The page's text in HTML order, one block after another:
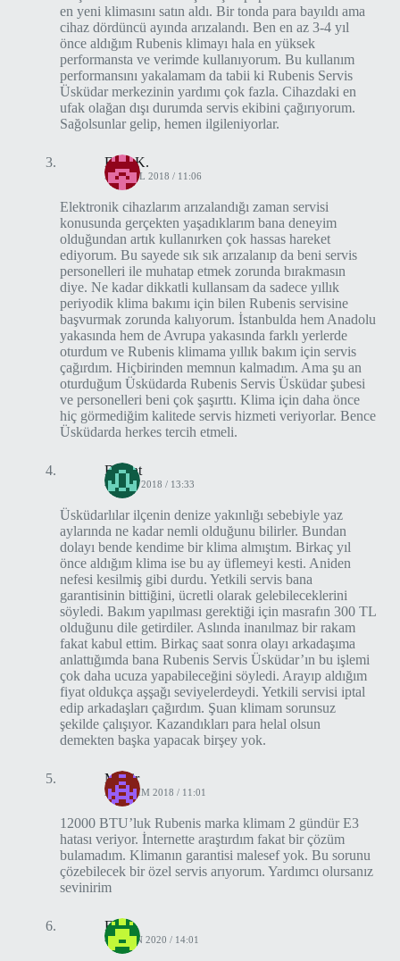
en yeni klimasını satın aldı. Bir tonda para bayıldı ama
cihaz dördüncü ayında arızalandı. Ben en az 3-4 yıl
önce aldığım Rubenis klimayı hala en yüksek
performansta ve verimde kullanıyorum. Bu kullanım
performansını yakalamam da tabii ki Rubenis Servis
Üsküdar merkezinin yardımı çok fazla. Cihazdaki en
ufak olağan dışı durumda servis ekibini çağırıyorum.
Sağolsunlar gelip, hemen ilgileniyorlar.
Eray K.
5 EYLÜL 2018 / 11:06
Elektronik cihazlarım arızalandığı zaman servisi
konusunda gerçekten yaşadıklarım bana deneyim
olduğundan artık kullanırken çok hassas hareket
ediyorum. Bu sayede sık sık arızalanıp da beni servis
personelleri ile muhatap etmek zorunda bırakmasın
diye. Ne kadar dikkatli kullansam da sadece yıllık
periyodik klima bakımı için bilen Rubenis servisine
başvurmak zorunda kalıyorum. İstanbulda hem Anadolu
yakasında hem de Avrupa yakasında farklı yerlerde
oturdum ve Rubenis klimama yıllık bakım için servis
çağırdım. Hiçbirinden memnun kalmadım. Ama şu an
oturduğum Üsküdarda Rubenis Servis Üsküdar şubesi
ve personelleri beni çok şaşırttı. Klima için daha önce
hiç görmediğim kalitede servis hizmeti veriyorlar. Bence
Üsküdarda herkes tercih etmeli.
Bülent
4 EKIM 2018 / 13:33
Üsküdarlılar ilçenin denize yakınlığı sebebiyle yaz
aylarında ne kadar nemli olduğunu bilirler. Bundan
dolayı bende kendime bir klima almıştım. Birkaç yıl
önce aldığım klima ise bu ay üflemeyi kesti. Aniden
nefesi kesilmiş gibi durdu. Yetkili servis bana
garantisinin bittiğini, ücretli olarak gelebileceklerini
söyledi. Bakım yapılması gerektiği için masrafın 300 TL
olduğunu dile getirdiler. Aslında inanılmaz bir rakam
fakat kabul ettim. Birkaç saat sonra olayı arkadaşıma
anlattığımda bana Rubenis Servis Üsküdar’ın bu işlemi
çok daha ucuza yapabileceğini söyledi. Arayıp aldığım
fiyat oldukça aşşağı seviyelerdeydi. Yetkili servisi iptal
edip arkadaşları çağırdım. Şuan klimam sorunsuz
şekilde çalışıyor. Kazandıkları para helal olsun
demekten başka yapacak birşey yok.
Münir
20 KASIM 2018 / 11:01
12000 BTU’luk Rubenis marka klimam 2 gündür E3
hatası veriyor. İnternette araştırdım fakat bir çözüm
bulamadım. Klimanın garantisi malesef yok. Bu sorunu
çözebilecek bir özel servis arıyorum. Yardımcı olursanız
sevinirim
Fuat
4 NISAN 2020 / 14:01